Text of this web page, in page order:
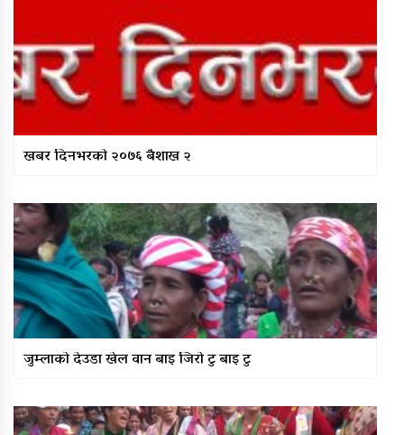
खबर दिनभरको २०७६ बैशाख २
जुम्लाको देउडा खेल वान बाइ जिरो टु बाइ टु